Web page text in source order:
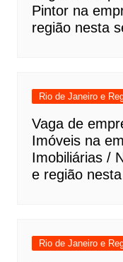
Pintor na
região nesta
Rio de Janeiro e
Vaga de
Imóveis na
Imobiliárias /
e região
Rio de Janeiro e